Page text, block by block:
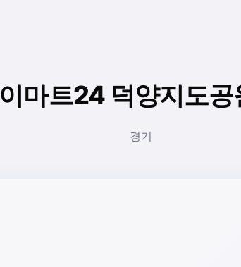
이마트24 덕양지도공
경기